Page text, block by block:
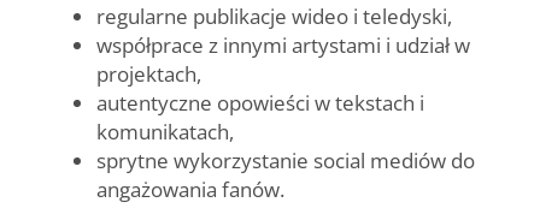
regularne publikacje wideo i teledyski,
współprace z innymi artystami i udział w
projektach,
autentyczne opowieści w tekstach i
komunikatach,
sprytne wykorzystanie social mediów do
angażowania fanów.